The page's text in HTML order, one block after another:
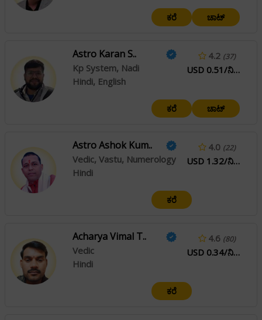
ಕರೆ ಚಾಟ್
Astro Karan S..
Kp System, Nadi
Hindi, English
4.2 (37)
USD 0.51/ನಿಮಿಷ
ಕರೆ ಚಾಟ್
Astro Ashok Kum..
Vedic, Vastu, Numerology
Hindi
4.0 (22)
USD 1.32/ನಿಮಿಷ
ಕರೆ
Acharya Vimal T..
Vedic
Hindi
4.6 (80)
USD 0.34/ನಿಮಿಷ
ಕರೆ